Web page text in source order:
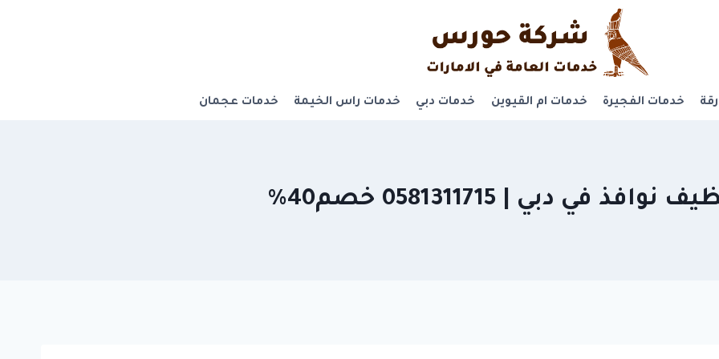
خدمات الفجيرة خدمات ام القيوين خدمات دبي خدمات راس الخيمة خدمات عجمان
في دبي | 0581311715 خصم40%